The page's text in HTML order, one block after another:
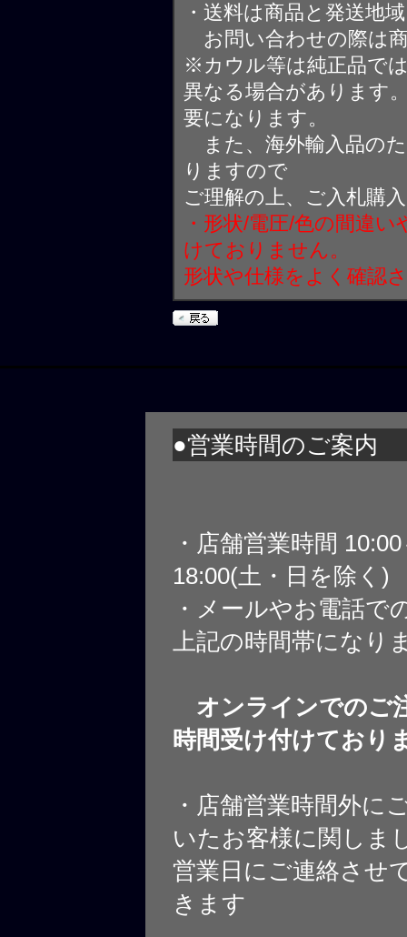
・送料は商品と発送地
お問い合わせの際は
※カウル等は純正品で
異なる場合があります
要になります。
また、海外輸入品の
りますので
ご理解の上、ご入札購
・形状/電圧/色の間違
けておりません。
形状や仕様をよく確認
●営業時間のご案内
・店舗営業時間
18:00(土・日を除く)
・メールやお電話で
上記の時間帯になり
オンラインでのご
時間受け付けており
・店舗営業時間外に
いたお客様に関しま
営業日にご連絡させ
きます